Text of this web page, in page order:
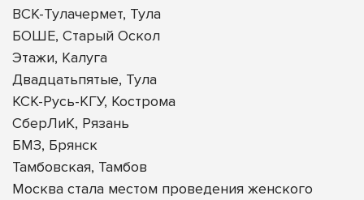
ВСК-Тулачермет, Тула
БОШЕ, Старый Оскол
Этажи, Калуга
Двадцатьпятые, Тула
КСК-Русь-КГУ, Кострома
СберЛиК, Рязань
БМЗ, Брянск
Тамбовская, Тамбов
Москва стала местом проведения женского